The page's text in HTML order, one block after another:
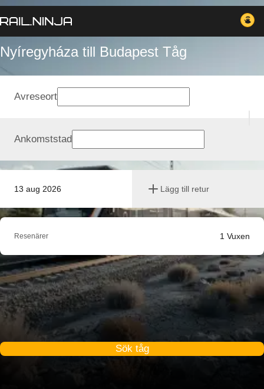
Nyíregyháza till Budapest Tåg
13 aug 2026 Lägg till retur
Avreseort
Ankomststad
Resenärer 1 Vuxen
Sök tåg